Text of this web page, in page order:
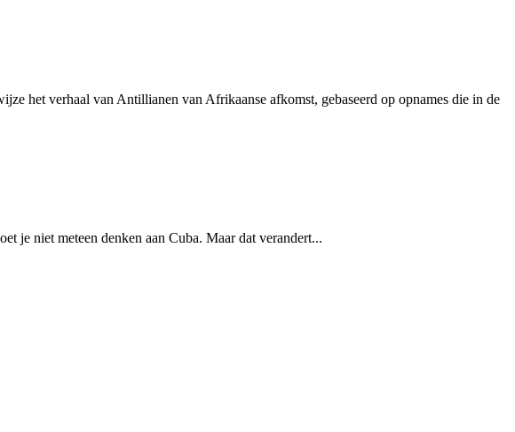
het verhaal van Antillianen van Afrikaanse afkomst, gebaseerd op opnames die in de
je niet meteen denken aan Cuba. Maar dat verandert...